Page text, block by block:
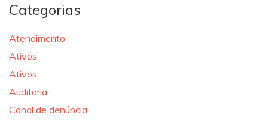
Categorias
Atendimento
Ativos
Ativos
Auditoria
Canal de denúncia